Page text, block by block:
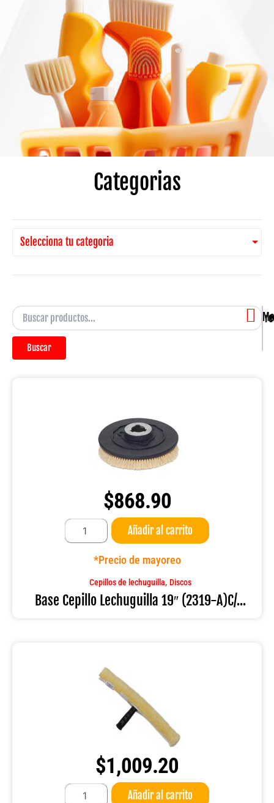
Categorias
Selecciona tu categoria
Buscar
$868.90
Base
Cepillo
Lechuguilla
A)C/TORRETA
cantidad
Añadir al carrito
*Precio de mayoreo
Cepillos de lechuguilla, Discos
Base Cepillo Lechuguilla 19″ (2319-A)C/...
$1,009.20
Black
Añadir al carrito